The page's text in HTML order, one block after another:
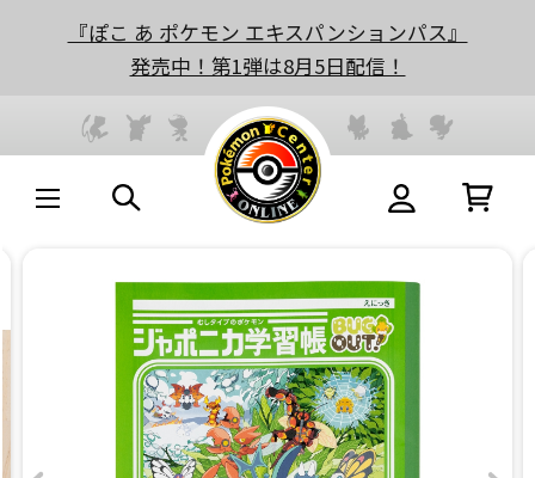
『ぽこ あ ポケモン エキスパンションパス』
発売中！第1弾は8月5日配信！